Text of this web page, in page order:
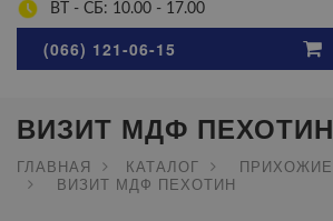
ВТ - СБ: 10.00 - 17.00
(066) 121-06-15
ВИЗИТ МДФ ПЕХОТИН
ГЛАВНАЯ КАТАЛОГ ПРИХОЖИЕ
ВИЗИТ МДФ ПЕХОТИН